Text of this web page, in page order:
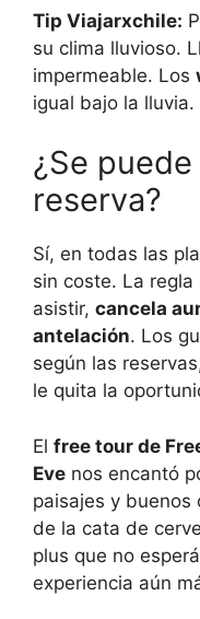
Tip Viajarxchile:
su clima lluvioso.
impermeable. Los
igual bajo la lluvia.
¿Se
reserva?
Sí, en todas las
sin coste. La
asistir, cancela
antelación. Los
según las
le quita la
El free tour de
Eve nos encantó
paisajes y buenos
de la cata de
plus que no
experiencia aún